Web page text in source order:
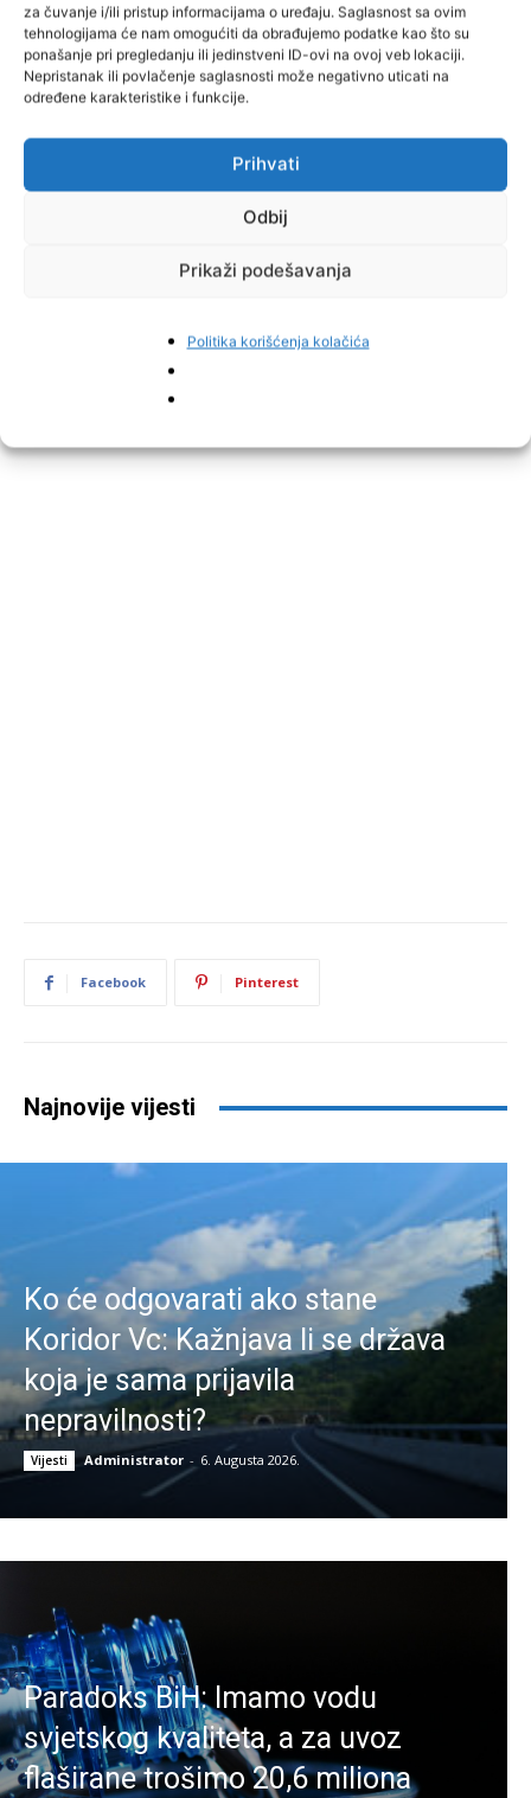
za čuvanje i/ili pristup informacijama o uređaju. Saglasnost sa ovim
tehnologijama će nam omogućiti da obrađujemo podatke kao što su
ponašanje pri pregledanju ili jedinstveni ID-ovi na ovoj veb lokaciji.
Nepristanak ili povlačenje saglasnosti može negativno uticati na
određene karakteristike i funkcije.
Prihvati
Odbij
Prikaži podešavanja
Politika korišćenja kolačića
Iz ŠK „Damin Gambit“ ovom prilikom upućena je zahvalnost
kao i sponzorima, te svim ostalim pojedincima i subjektima koji su
podržali održavanje prvenstva i rad kluba.
Četvrti krug šahovskog prvenstva još jednom je potvrdio rast
interesovanja za ovaj sportski događaj, kao i kontinuiranu
podršku koju turnir dobija iz kruga lokalne zajednice i sponzora.
Facebook Pinterest
Najnovije vijesti
Ko će odgovarati ako stane
Koridor Vc: Kažnjava li se država
koja je sama prijavila
nepravilnosti?
Vijesti Administrator - 6. Augusta 2026.
Paradoks BiH: Imamo vodu
svjetskog kvaliteta, a za uvoz
flaširane trošimo 20,6 miliona